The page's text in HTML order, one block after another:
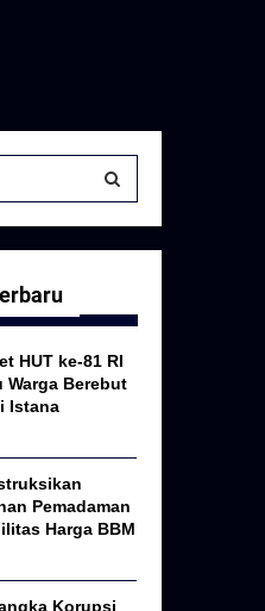
S
A
R
H
HUT ke-81 RI
Warga Berebut
Istana
Pemadaman
Harga BBM
Korupsi